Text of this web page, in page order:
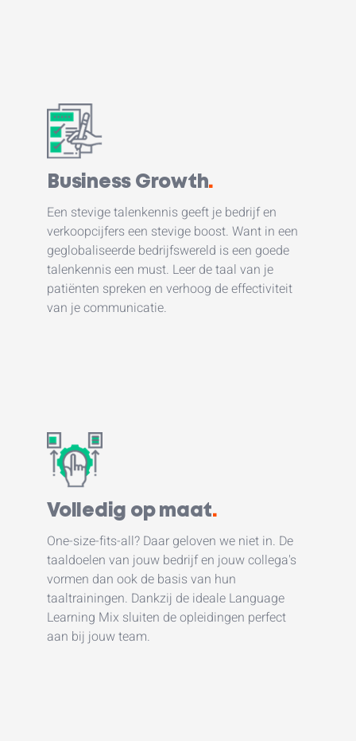
Business Growth.
Een stevige talenkennis geeft je bedrijf en
verkoopcijfers een stevige boost. Want in een
geglobaliseerde bedrijfswereld is een goede
talenkennis een must. Leer de taal van je
patiënten spreken en verhoog de effectiviteit
van je communicatie.
Volledig op maat.
One-size-fits-all? Daar geloven we niet in. De
taaldoelen van jouw bedrijf en jouw collega's
vormen dan ook de basis van hun
taaltrainingen. Dankzij de ideale Language
Learning Mix sluiten de opleidingen perfect
aan bij jouw team.